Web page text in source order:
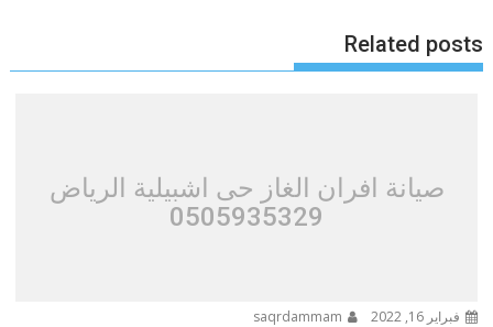
Related posts
صيانة افران الغاز حى اشبيلية الرياض
0505935329
فبراير 16, 2022